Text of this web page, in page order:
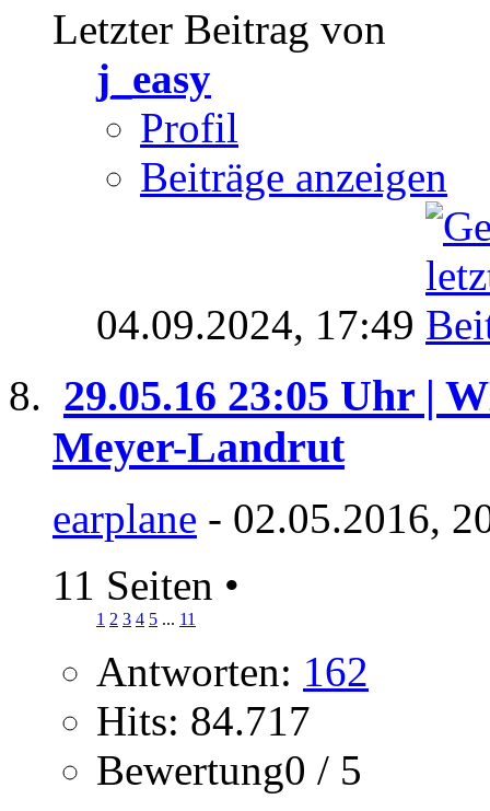
Letzter Beitrag von
j_easy
Profil
Beiträge anzeigen
04.09.2024, 17:49
29.05.16 23:05 Uhr |
Meyer-Landrut
earplane - 02.05.2016,
11 Seiten •
1 2 3 4 5 ... 11
Antworten: 162
Hits: 84.717
Bewertung0 / 5